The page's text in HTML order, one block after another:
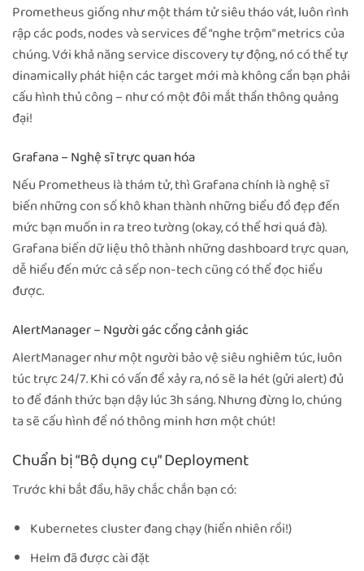
Prometheus giống như một thám tử siêu tháo vát, luôn rình
rập các pods, nodes và services để “nghe trộm” metrics của
chúng. Với khả năng service discovery tự động, nó có thể tự
dinamically phát hiện các target mới mà không cần bạn phải
cấu hình thủ công – như có một đôi mắt thần thông quảng
đại!
Grafana – Nghệ sĩ trực quan hóa
Nếu Prometheus là thám tử, thì Grafana chính là nghệ sĩ
biến những con số khô khan thành những biểu đồ đẹp đến
mức bạn muốn in ra treo tường (okay, có thể hơi quá đà).
Grafana biến dữ liệu thô thành những dashboard trực quan,
dễ hiểu đến mức cả sếp non-tech cũng có thể đọc hiểu
được.
AlertManager – Người gác cổng cảnh giác
AlertManager như một người bảo vệ siêu nghiêm túc, luôn
túc trực 24/7. Khi có vấn đề xảy ra, nó sẽ la hét (gửi alert) đủ
to để đánh thức bạn dậy lúc 3h sáng. Nhưng đừng lo, chúng
ta sẽ cấu hình để nó thông minh hơn một chút!
Chuẩn bị “Bộ dụng cụ” Deployment
Trước khi bắt đầu, hãy chắc chắn bạn có:
Kubernetes cluster đang chạy (hiển nhiên rồi!)
Helm đã được cài đặt